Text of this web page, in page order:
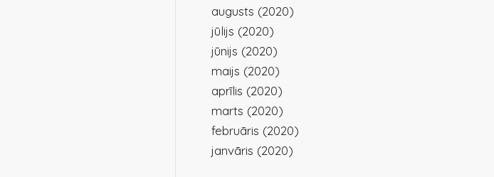
augusts (2020)
jūlijs (2020)
jūnijs (2020)
maijs (2020)
aprīlis (2020)
marts (2020)
februāris (2020)
janvāris (2020)